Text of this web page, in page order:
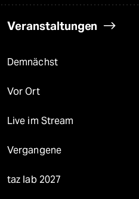
Veranstaltungen
Demnächst
Vor Ort
Live im Stream
Vergangene
taz lab 2027